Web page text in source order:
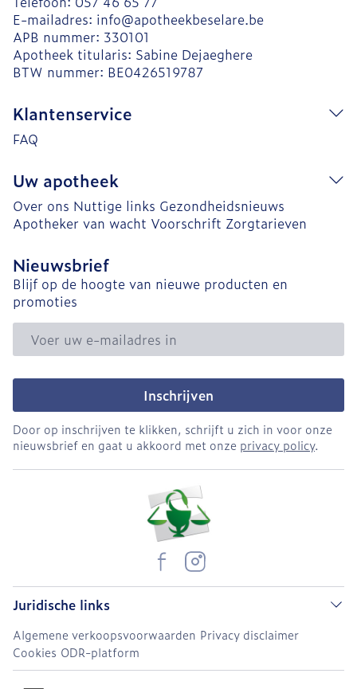
E-mailadres: info@apotheekbeselare.be
APB nummer: 330101
Apotheek titularis: Sabine Dejaeghere
BTW nummer: BE0426519787
Klantenservice
FAQ
Uw apotheek
Over ons Nuttige links Gezondheidsnieuws
Apotheker van wacht Voorschrift Zorgtarieven
Nieuwsbrief
Blijf op de hoogte van nieuwe producten en
promoties
E-mail adres
Inschrijven
Door op inschrijven te klikken, schrijft u zich in voor onze
nieuwsbrief en gaat u akkoord met onze privacy policy.
Juridische links
Algemene verkoopsvoorwaarden Privacy disclaimer
Cookies ODR-platform